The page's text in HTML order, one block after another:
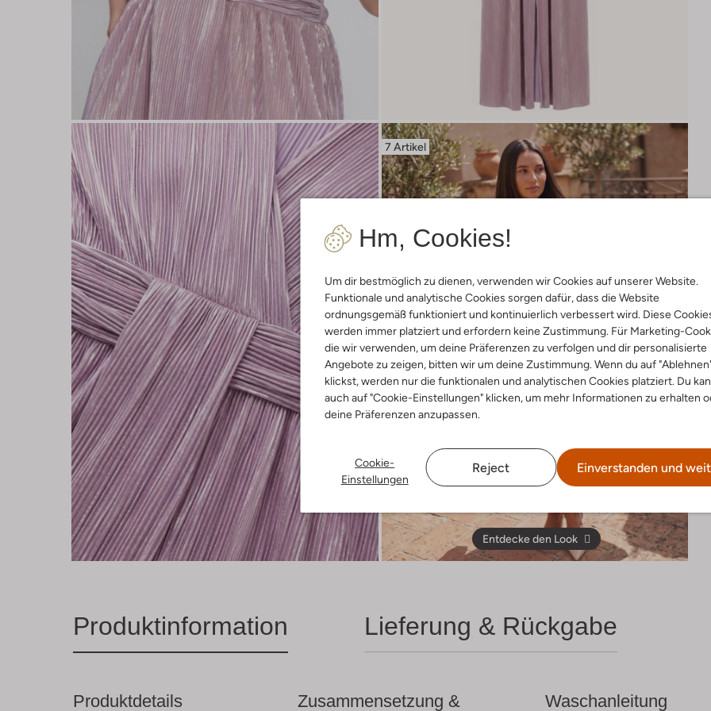
Hm, Cookies!
Um dir bestmöglich zu dienen, verwenden wir Cookies auf unserer Website.
Funktionale und analytische Cookies sorgen dafür, dass die Website
ordnungsgemäß funktioniert und kontinuierlich verbessert wird. Diese
werden immer platziert und erfordern keine Zustimmung. Für Marketing-
die wir verwenden, um deine Präferenzen zu verfolgen und dir personalisierte
Angebote zu zeigen, bitten wir um deine Zustimmung. Wenn du auf
klickst, werden nur die funktionalen und analytischen Cookies platziert. Du
auch auf "Cookie-Einstellungen" klicken, um mehr Informationen zu erhalten
deine Präferenzen anzupassen.
Cookie-
Einstellungen
Reject Einverstanden und
7 Artikel
Entdecke den Look
Produktinformation Lieferung & Rückgabe
Produktdetails Zusammensetzung & Waschanleitung